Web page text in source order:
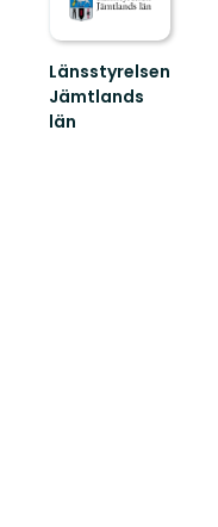
Länsstyrelsen
Jämtlands
län